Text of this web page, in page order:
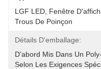
LGF LED, Fenêtre
Trous De Poinçon
Détails D'emballage:
D'abord Mis Dans Un
Selon Les Exigences